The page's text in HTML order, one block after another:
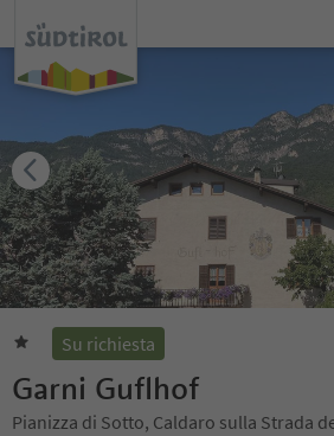
Su richiesta
Garni Guflhof
Pianizza di Sotto, Caldaro sulla Strada